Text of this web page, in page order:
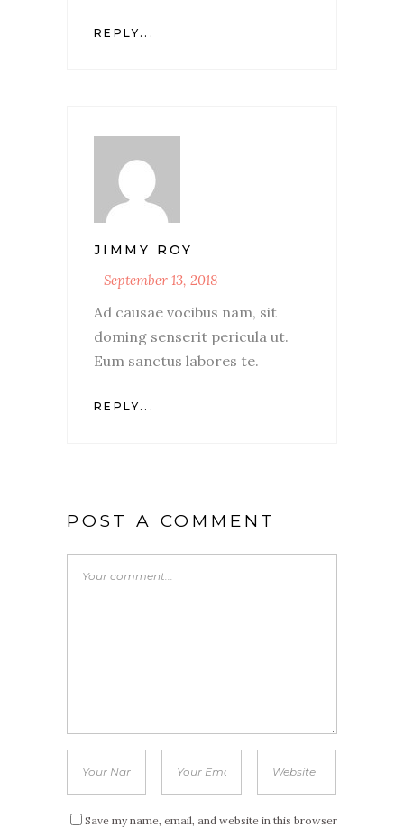
REPLY...
JIMMY ROY
September 13, 2018
Ad causae vocibus nam, sit
doming senserit pericula ut.
Eum sanctus labores te.
REPLY...
POST A COMMENT
Save my name, email, and website in this browser